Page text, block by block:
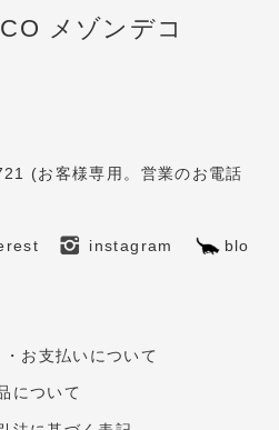
メゾンデコ
(お客様専用。営業のお電話
instagram
blo
お支払いについて
について